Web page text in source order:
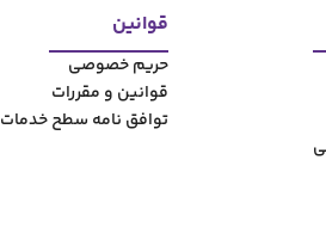
قوانین
حریم خصوصی
قوانین و مقررات
توافق نامه سطح خدمات